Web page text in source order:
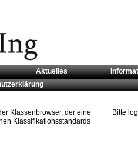
Aktuelles
Klassenbrowser, der eine
Klassifikationsstandards
Bitte